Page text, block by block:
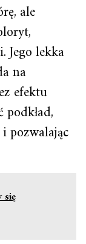
ale
Jego lekka
na
efektu
pozwalając
się